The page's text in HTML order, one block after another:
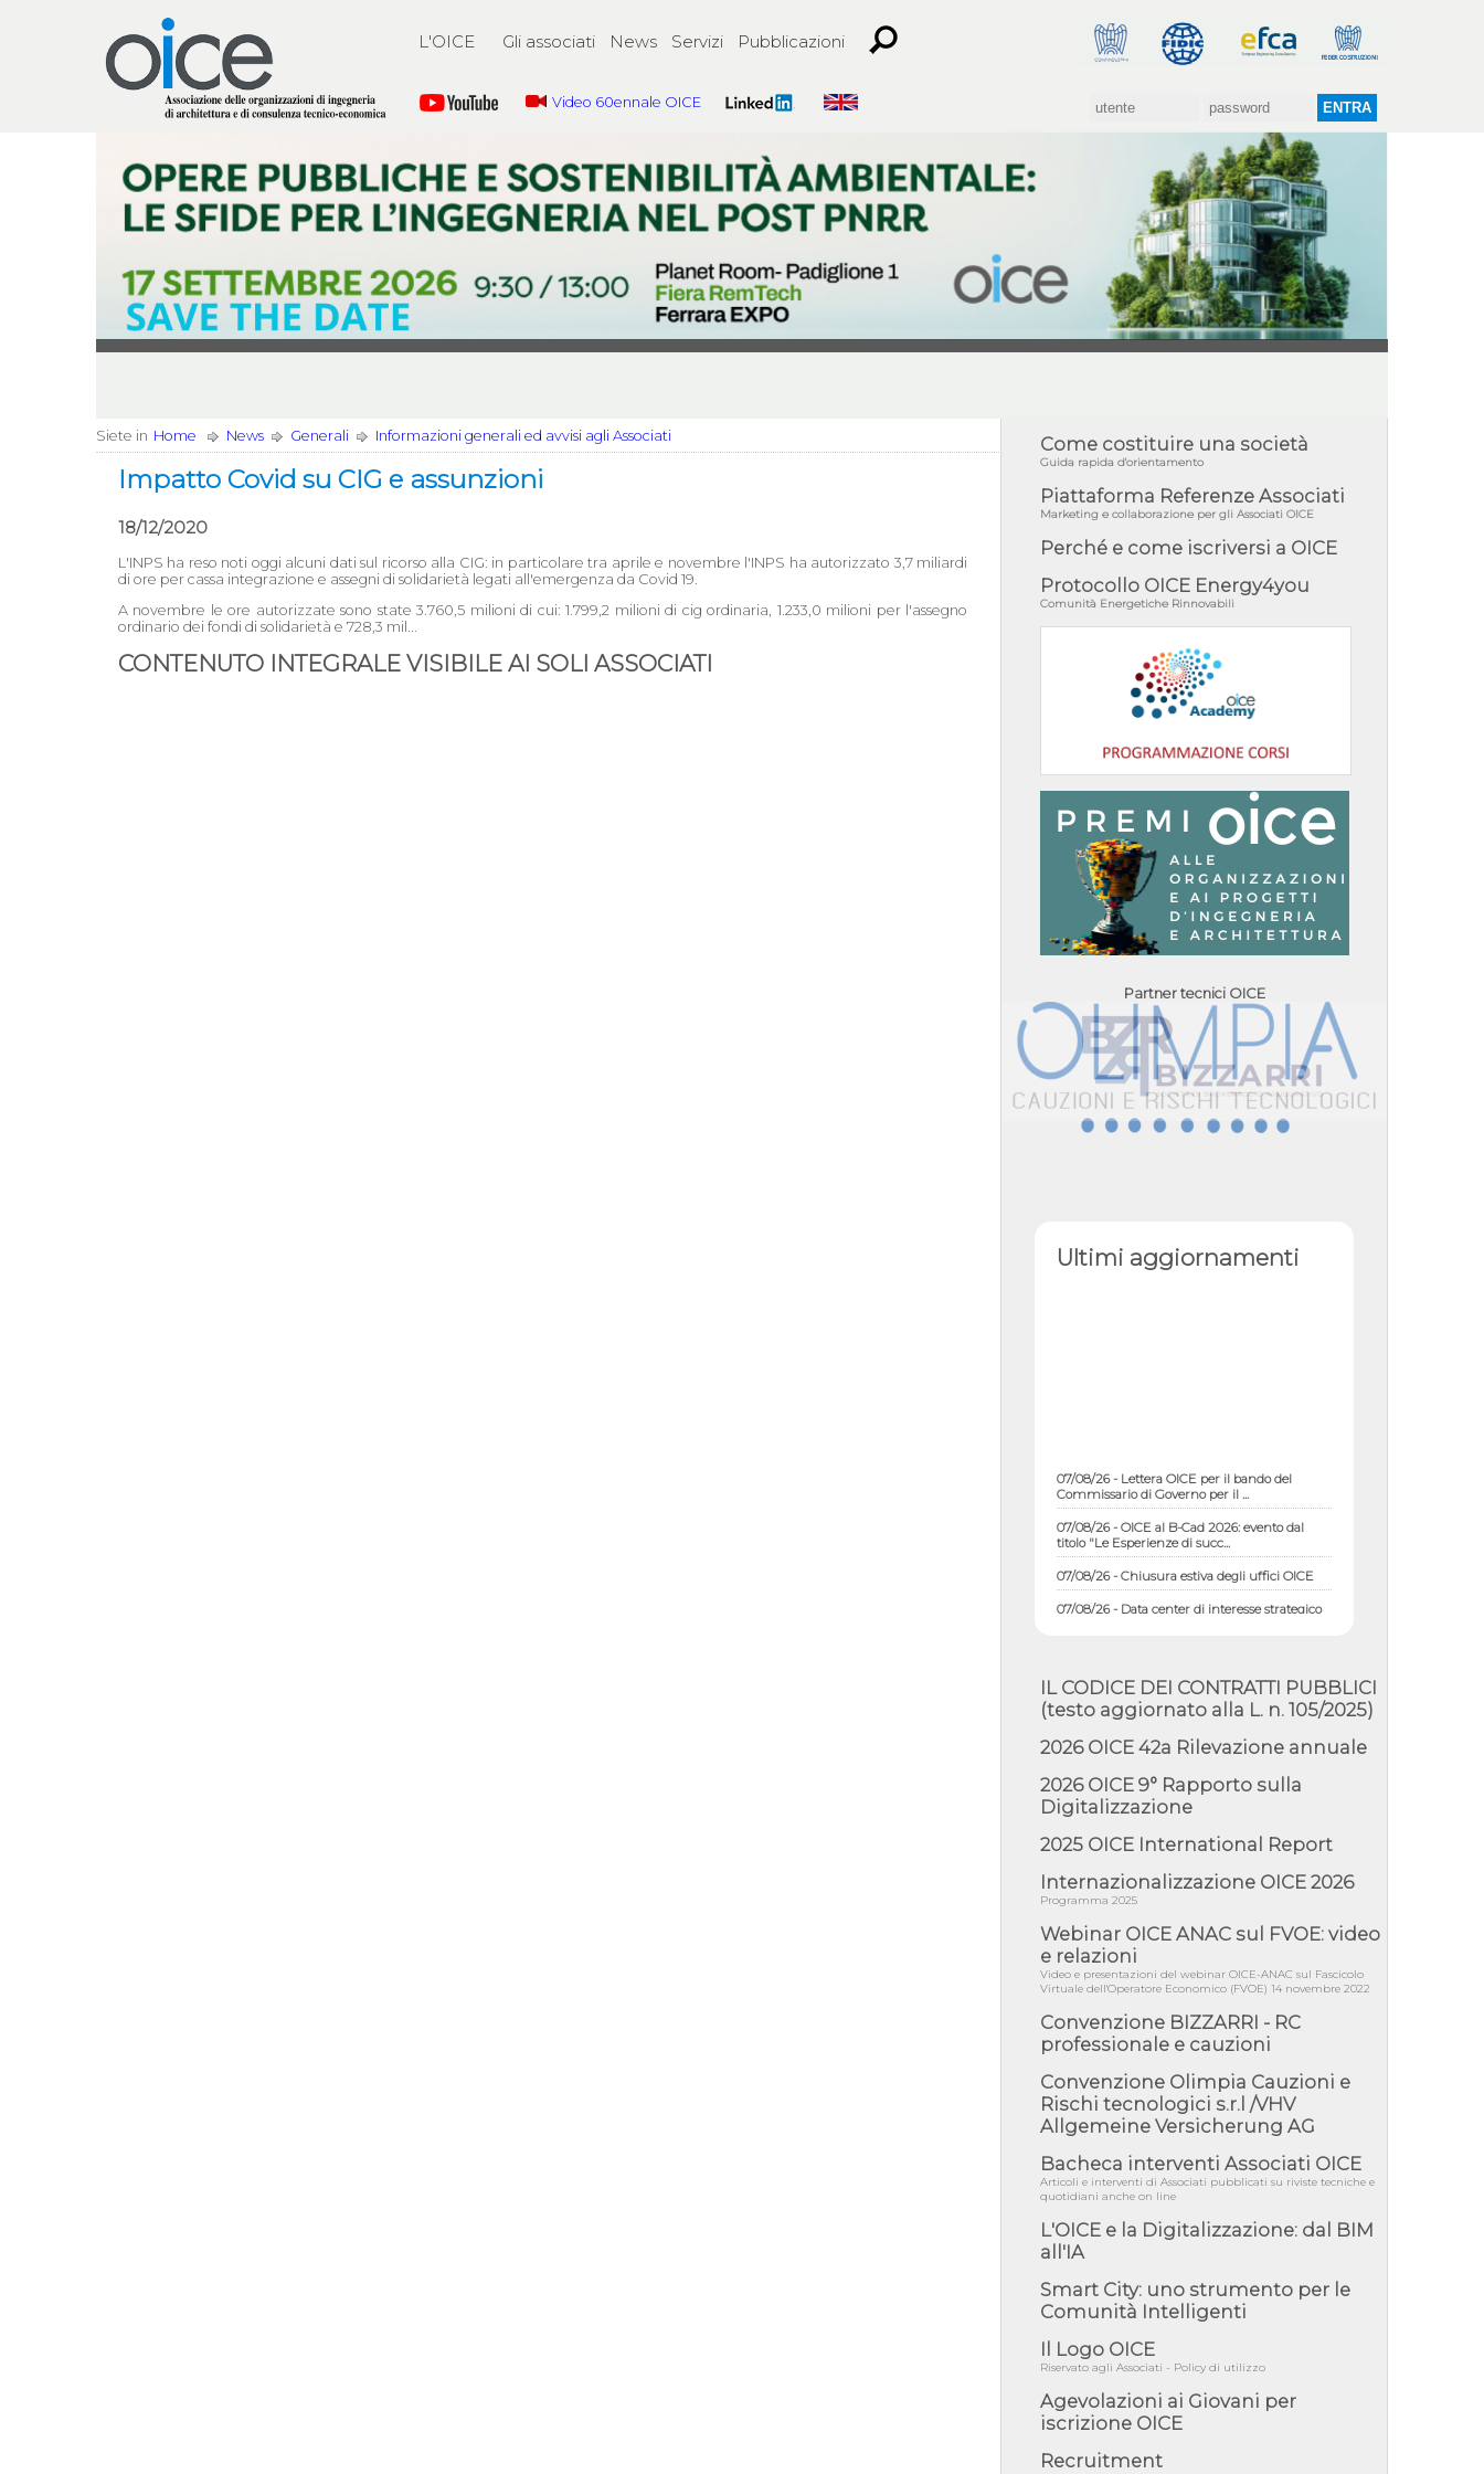
L'OICE Gli associati News Servizi Pubblicazioni
Video 60ennale OICE
Siete in Home News Generali Informazioni generali ed avvisi agli Associati
Impatto Covid su CIG e assunzioni
18/12/2020
L'INPS ha reso noti oggi alcuni dati sul ricorso alla CIG: in particolare tra aprile e novembre l'INPS ha autorizzato 3,7 miliardi
di ore per cassa integrazione e assegni di solidarietà legati all'emergenza da Covid 19.
A novembre le ore autorizzate sono state 3.760,5 milioni di cui: 1.799,2 milioni di cig ordinaria, 1.233,0 milioni per l'assegno
ordinario dei fondi di solidarietà e 728,3 mil...
CONTENUTO INTEGRALE VISIBILE AI SOLI ASSOCIATI
Come costituire una società
Guida rapida d'orientamento
Piattaforma Referenze Associati
Marketing e collaborazione per gli Associati OICE
Perché e come iscriversi a OICE
Protocollo OICE Energy4you
Comunità Energetiche Rinnovabili
Partner tecnici OICE
Ultimi aggiornamenti
Commissario di Governo per il ...
07/08/26 - OICE al B-Cad 2026: evento dal
titolo "Le Esperienze di succ...
07/08/26 - Chiusura estiva degli uffici OICE
07/08/26 - Data center di interesse strategico
nazionale; interventi pe...
07/08/26 - Ponte sullo Stretto di Messina:
deliberata la sussistenza di...
07/08/26 - Tunnel Brennero, dal Cipess via
libera al quinto lotto costr...
06/08/26 - Istat, produzione industriale in calo
dell'1% a giugno, su a...
06/08/26 - Dal 3 agosto in vigore l'obbligo di
energie rinnovabili con ...
06/08/26 - DL PA approvato in Cdm:
contributi per riqualificazione sism...
06/08/26 - CdM: approvato il d.lgs. di
adeguamento all’AI Act in mate...
06/08/26 - DDL delegazione europea in Cdm
per recepimento norme UE in m...
05/08/26 - DL Infrastrutture e PNRR è legge:
approvata oggi la fiducia...
05/08/26 - Focus OICE sul DDL di riforma
della responsabilità amminist...
05/08/26 - Anac: pubblicata la Relazione
05/08/26 - SAVE THE DATE: Assemblea
Pubblica Confindustria Professioni ...
05/08/26 - Successo OICE per il bando della
Città metropolitana di Reg...
Giunta Regionale della Campa...
04/08/26 - DL PA: previste cancellazioni da
elenchi professionisti per ...
04/08/26 - International Sustainable
04/08/26 - CdS, project financing: progetto di
04/08/26 - Rapporto Anac corruzione 2020-
IL CODICE DEI CONTRATTI PUBBLICI
(testo aggiornato alla L. n. 105/2025)
2026 OICE 42a Rilevazione annuale
2026 OICE 9° Rapporto sulla
Digitalizzazione
2025 OICE International Report
Internazionalizzazione OICE 2026
Programma 2025
Webinar OICE ANAC sul FVOE: video
e relazioni
Video e presentazioni del webinar OICE-ANAC sul Fascicolo
Virtuale dell'Operatore Economico (FVOE) 14 novembre 2022
Convenzione BIZZARRI - RC
professionale e cauzioni
Convenzione Olimpia Cauzioni e
Rischi tecnologici s.r.l /VHV
Allgemeine Versicherung AG
Bacheca interventi Associati OICE
Articoli e interventi di Associati pubblicati su riviste tecniche e
quotidiani anche on line
L'OICE e la Digitalizzazione: dal BIM
all'IA
Smart City: uno strumento per le
Comunità Intelligenti
Il Logo OICE
Riservato agli Associati - Policy di utilizzo
Agevolazioni ai Giovani per
iscrizione OICE
Recruitment